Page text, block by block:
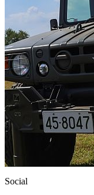
Social